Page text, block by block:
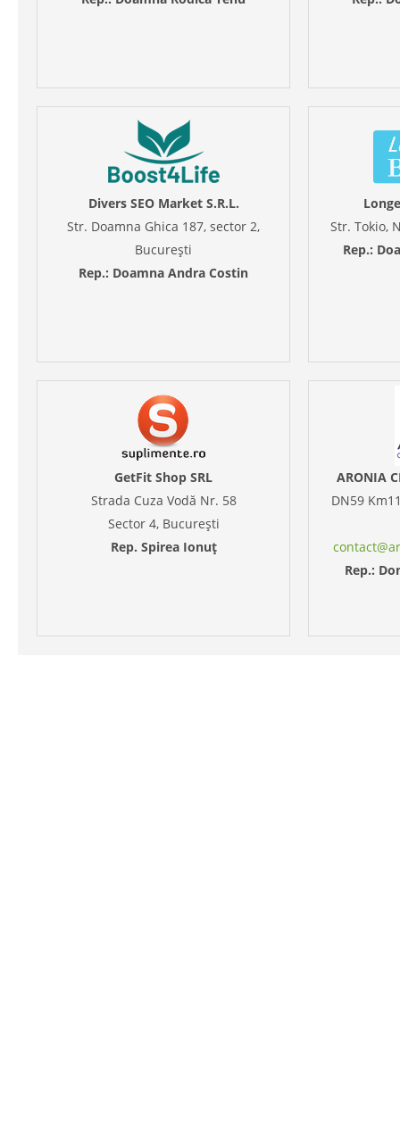
Divers SEO Market S.R.L.
Str. Doamna Ghica 187, sector 2,
București
Rep.: Doamna Andra Costin
Str. Tokio,
Rep.:
GetFit Shop SRL
Strada Cuza Vodă Nr. 58
Sector 4, București
Rep. Spirea Ionuț
ARONIA
DN59
Rep.: